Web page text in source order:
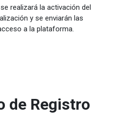
realizará la activación del
y se enviarán las
a la plataforma.
de Registro